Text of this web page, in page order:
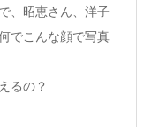
、昭恵さん、洋子
でこんな顔で写真
るの？